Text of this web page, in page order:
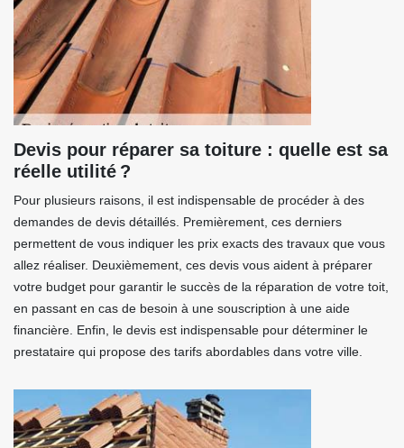
Devis pour réparer sa toiture : quelle est sa
réelle utilité ?
Pour plusieurs raisons, il est indispensable de procéder à des
demandes de devis détaillés. Premièrement, ces derniers
permettent de vous indiquer les prix exacts des travaux que vous
allez réaliser. Deuxièmement, ces devis vous aident à préparer
votre budget pour garantir le succès de la réparation de votre toit,
en passant en cas de besoin à une souscription à une aide
financière. Enfin, le devis est indispensable pour déterminer le
prestataire qui propose des tarifs abordables dans votre ville.